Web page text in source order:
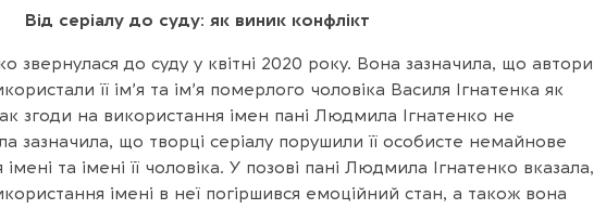
Від серіалу до суду: як виник конфлікт
звернулася до суду у квітні 2020 року. Вона зазначила, що автори
її ім’я та ім’я померлого чоловіка Василя Ігнатенка як
згоди на використання імен пані Людмила Ігнатенко не
зазначила, що творці серіалу порушили її особисте немайнове
та імені її чоловіка. У позові пані Людмила Ігнатенко вказала,
імені в неї погіршився емоційний стан, а також вона